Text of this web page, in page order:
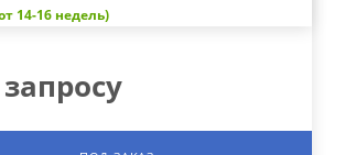
14-16 недель)